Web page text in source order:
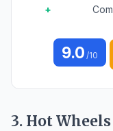
9.0 /10
3. Hot